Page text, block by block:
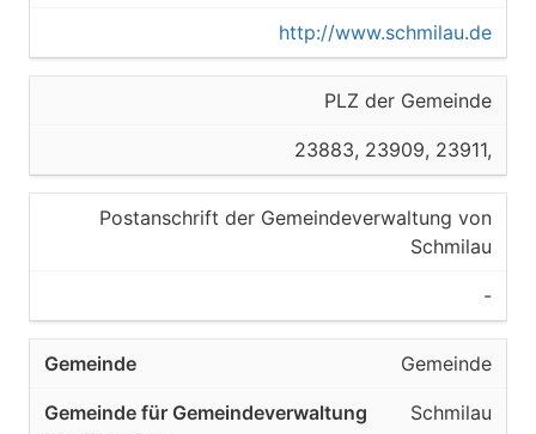
http://www.schmilau.de
PLZ der Gemeinde
23883, 23909, 23911,
Postanschrift der Gemeindeverwaltung von
Schmilau
-
Gemeinde
Schmilau